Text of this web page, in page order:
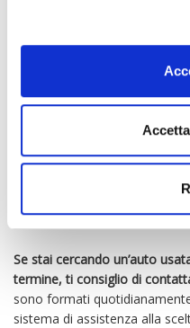
CAR
Se stai cercando un’auto
termine, ti consiglio di
sono formati
sistema di assistenza alla